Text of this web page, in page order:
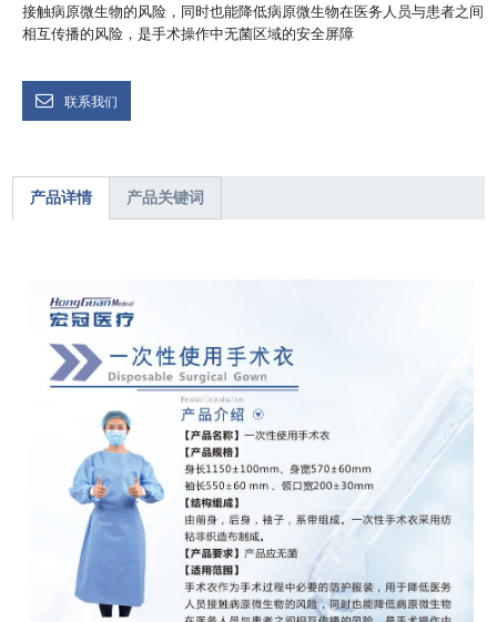
接触病原微生物的风险，同时也能降低病原微生物在医务人员与患者之间
相互传播的风险，是手术操作中无菌区域的安全屏障
联系我们
产品详情 产品关键词